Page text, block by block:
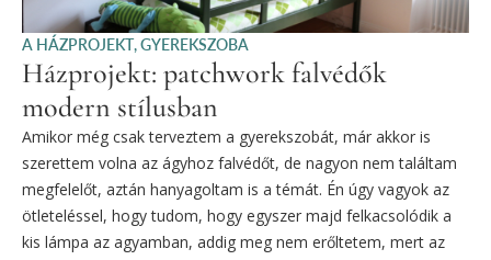
A HÁZPROJEKT,GYEREKSZOBA
Házprojekt: patchwork falvédők
modern stílusban
Amikor még csak terveztem a gyerekszobát, már akkor is
szerettem volna az ágyhoz falvédőt, de nagyon nem találtam
megfelelőt, aztán hanyagoltam is a témát. Én úgy vagyok az
ötleteléssel, hogy tudom, hogy egyszer majd felkacsolódik a
kis lámpa az agyamban, addig meg nem erőltetem, mert az